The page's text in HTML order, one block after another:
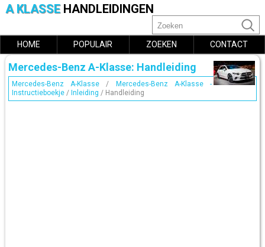
A KLASSE HANDLEIDINGEN
HOME POPULAIR ZOEKEN CONTACT
Mercedes-Benz A-Klasse: Handleiding
Mercedes-Benz A-Klasse /
Mercedes-Benz A-Klasse -
Instructieboekje/ Inleiding / Handleiding